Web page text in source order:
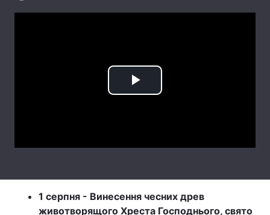
Контакти
Play
1 серпня - Винесення чесних древ
животворящого Хреста Господнього, свято